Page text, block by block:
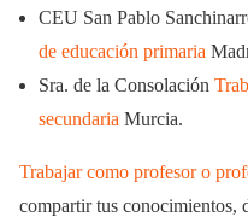
CEU San Pablo
de educación primaria
Sra. de la Consolación
secundaria Murcia.
Trabajar como profesor o
compartir tus conocimientos,